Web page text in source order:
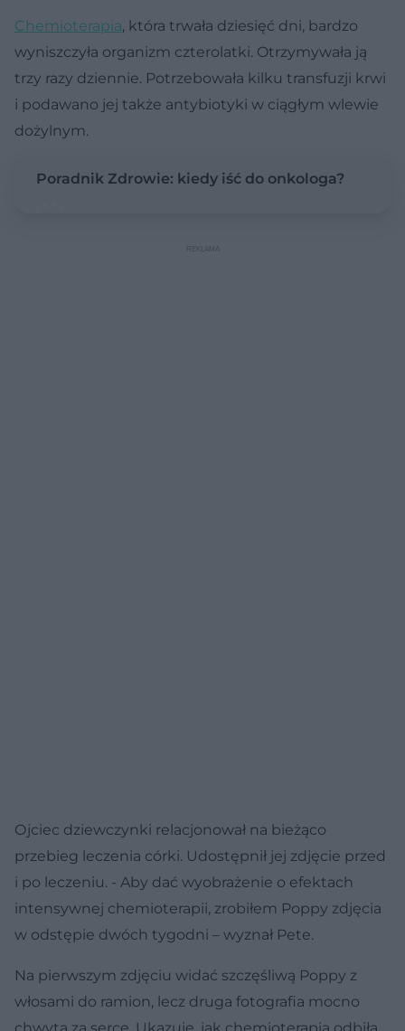
Chemioterapia, która trwała dziesięć dni, bardzo
wyniszczyła organizm czterolatki. Otrzymywała ją
trzy razy dziennie. Potrzebowała kilku transfuzji krwi
i podawano jej także antybiotyki w ciągłym wlewie
dożylnym.
Poradnik Zdrowie: kiedy iść do onkologa?
Ojciec dziewczynki relacjonował na bieżąco
przebieg leczenia córki. Udostępnił jej zdjęcie przed
i po leczeniu. - Aby dać wyobrażenie o efektach
intensywnej chemioterapii, zrobiłem Poppy zdjęcia
w odstępie dwóch tygodni – wyznał Pete.
Na pierwszym zdjęciu widać szczęśliwą Poppy z
włosami do ramion, lecz druga fotografia mocno
chwyta za serce. Ukazuje, jak chemioterapia odbiła